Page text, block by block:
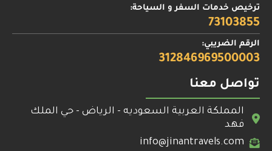
ترخيص خدمات السفر و السياحة:
73103855
الرقم الضريبي:
312846969500003
تواصل معنا
المملكة العربية السعوديه - الرياض - حي الملك
فهد
info@jinantravels.com